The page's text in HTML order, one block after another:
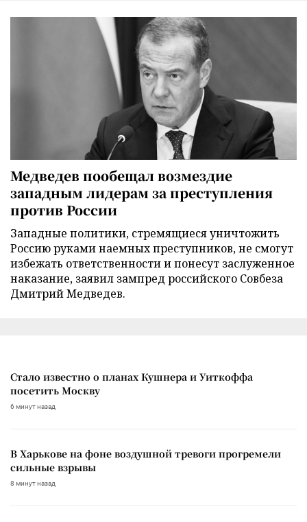
Медведев пообещал возмездие
западным лидерам за преступления
против России
Западные политики, стремящиеся уничтожить
Россию руками наемных преступников, не смогут
избежать ответственности и понесут заслуженное
наказание, заявил зампред российского Совбеза
Дмитрий Медведев.
Стало известно о планах Кушнера и Уиткоффа
посетить Москву
6 минут назад
В Харькове на фоне воздушной тревоги прогремели
сильные взрывы
8 минут назад